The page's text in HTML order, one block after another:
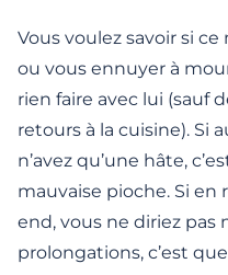
Vous voulez savoir si
ou vous ennuyer à
rien faire avec lui (sauf
retours à la cuisine). Si
n’avez qu’une hâte,
mauvaise pioche. Si en
end, vous ne diriez pas
prolongations, c’est